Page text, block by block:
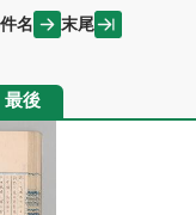
名 末尾
最後